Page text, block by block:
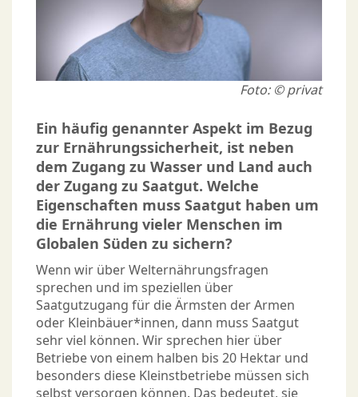
Foto: © privat
Ein häufig genannter Aspekt im Bezug
zur Ernährungssicherheit, ist neben
dem Zugang zu Wasser und Land auch
der Zugang zu Saatgut. Welche
Eigenschaften muss Saatgut haben um
die Ernährung vieler Menschen im
Globalen Süden zu sichern?
Wenn wir über Welternährungsfragen
sprechen und im speziellen über
Saatgutzugang für die Ärmsten der Armen
oder Kleinbäuer*innen, dann muss Saatgut
sehr viel können. Wir sprechen hier über
Betriebe von einem halben bis 20 Hektar und
besonders diese Kleinstbetriebe müssen sich
selbst versorgen können. Das bedeutet, sie